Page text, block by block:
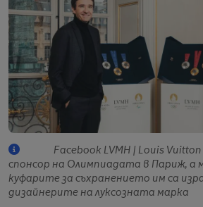
Facebook LVMH | Louis Vuitton
спонсор на Олимпиадата в Париж, а
куфарите за съхранението им са
дизайнерите на луксозната марка